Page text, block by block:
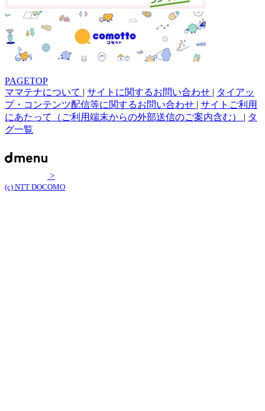
PAGETOP
ママテナについて | サイトに関するお問い合わせ | タイアッ
プ・コンテンツ配信等に関するお問い合わせ | サイトご利用
にあたって（ご利用端末からの外部送信のご案内含む） | タ
グ一覧
>
(c) NTT DOCOMO